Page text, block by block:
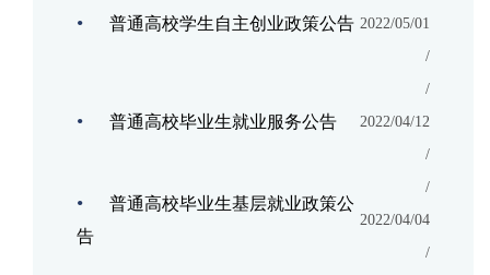
• 普通高校学生自主创业政策公告 2022/05/01
/
• 普通高校毕业生就业服务公告
/
2022/04/12
/
•
普通高校毕业生基层就业政策公
告
/
2022/04/04
/